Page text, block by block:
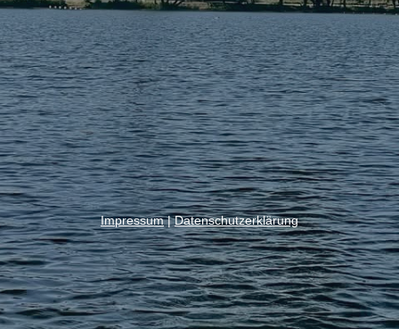
Impressum|Datenschutzerklärung